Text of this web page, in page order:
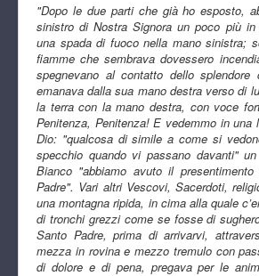
"Dopo le due parti che già ho esposto,
sinistro di Nostra Signora un poco più
una spada di fuoco nella mano sinistra;
fiamme che sembrava dovessero
spegnevano al contatto dello splendore
emanava dalla sua mano destra verso di
la terra con la mano destra, con voce
Penitenza, Penitenza! E vedemmo in una
Dio: "qualcosa di simile a come si
specchio quando vi passano davanti"
Bianco "abbiamo avuto il
Padre". Vari altri Vescovi, Sacerdoti,
una montagna ripida, in cima alla quale
di tronchi grezzi come se fosse di
Santo Padre, prima di arrivarvi,
mezza in rovina e mezzo tremulo con
di dolore e di pena, pregava per le